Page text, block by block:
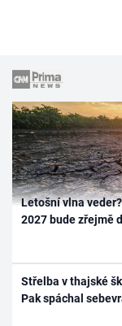
Letošní vlna
2027 bude zřejmě
Střelba v thajské
Pak spáchal